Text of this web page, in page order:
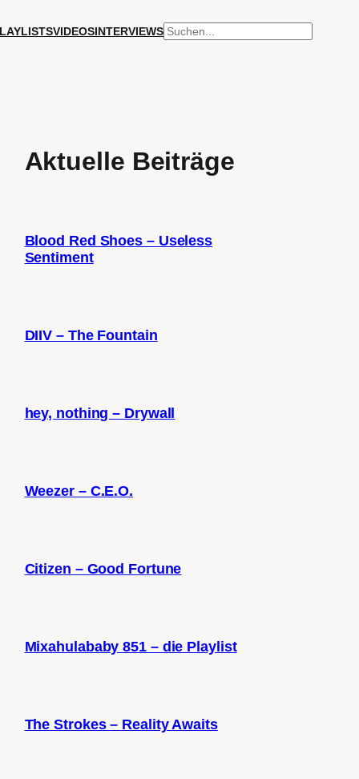
VIDEOSINTERVIEWSSUCHEN
Aktuelle Beiträge
Blood Red Shoes – Useless
Sentiment
DIIV – The Fountain
hey, nothing – Drywall
Weezer – C.E.O.
Citizen – Good Fortune
Mixahulababy 851 – die Playlist
The Strokes – Reality Awaits